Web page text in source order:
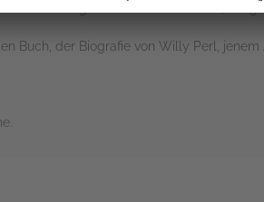
mich nicht ganz zu einer Volontärin, die
Buch, der Biografie von Willy Perl,